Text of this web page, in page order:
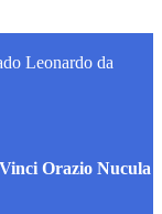
Leonardo da
Orazio Nucula